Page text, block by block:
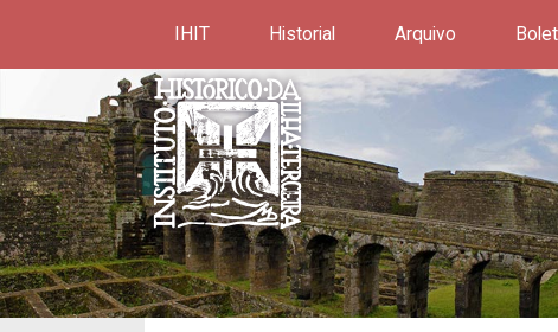
IHIT Historial Arquivo